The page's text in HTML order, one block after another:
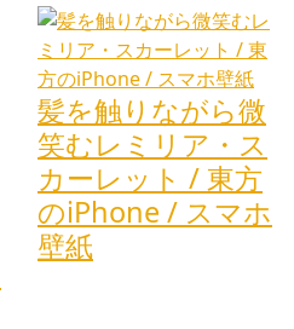
髪を触りながら微
笑むレミリア・ス
カーレット / 東方
のiPhone / スマホ
壁紙